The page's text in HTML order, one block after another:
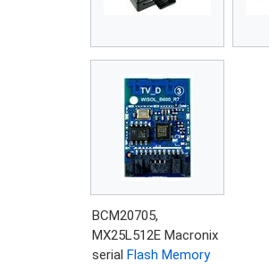
BCM20705,
MX25L512E Macronix
serialFlash Memory